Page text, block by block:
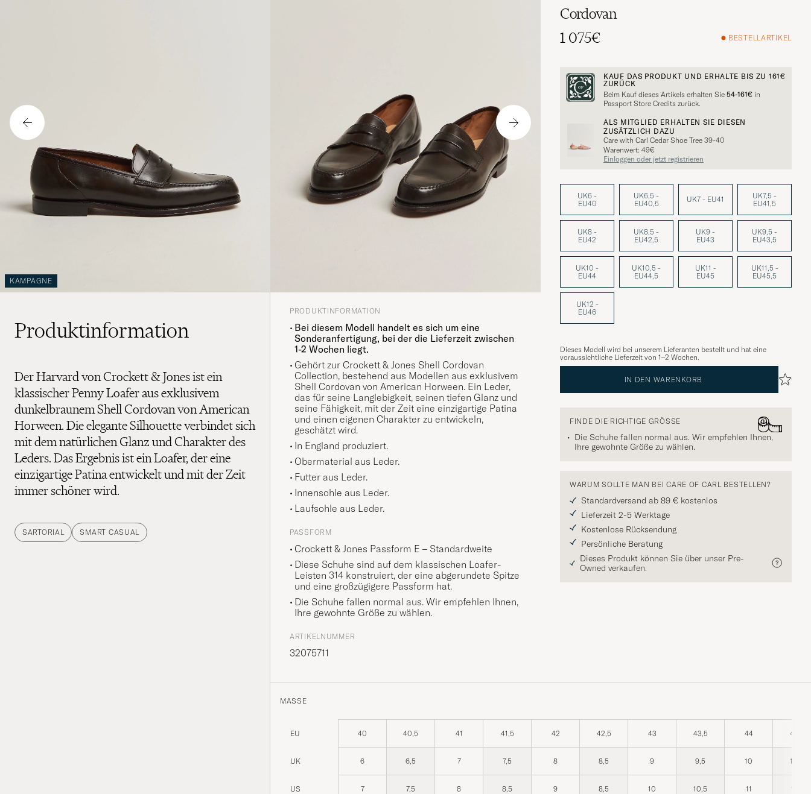
KAMPAGNE
Cordovan
1 075€
BESTELLARTIKEL
KAUF DAS PRODUKT UND ERHALTE BIS ZU 161€
ZURÜCK
Beim Kauf dieses Artikels erhalten Sie 54-161€ in
Passport Store Credits zurück.
ALS MITGLIED ERHALTEN SIE DIESEN
ZUSÄTZLICH DAZU
Care with Carl Cedar Shoe Tree 39-40
Warenwert: 49€
Einloggen oder jetzt registrieren
UK6 -
EU40
UK6,5 -
EU40,5
UK7 - EU41
UK7,5 -
EU41,5
UK8 -
EU42
UK8,5 -
EU42,5
UK9 -
EU43
UK9,5 -
EU43,5
UK10 -
EU44
UK10,5 -
EU44,5
UK11 -
EU45
UK11,5 -
EU45,5
UK12 -
EU46
Dieses Modell wird bei unserem Lieferanten bestellt und hat eine
voraussichtliche Lieferzeit von 1–2 Wochen.
IN DEN WARENKORB
FINDE DIE RICHTIGE GRÖSSE
Die Schuhe fallen normal aus. Wir empfehlen Ihnen,
Ihre gewohnte Größe zu wählen.
WARUM SOLLTE MAN BEI CARE OF CARL BESTELLEN?
Standardversand ab 89 € kostenlos
Lieferzeit 2-5 Werktage
Kostenlose Rücksendung
Persönliche Beratung
Dieses Produkt können Sie über unser Pre-
Owned verkaufen.
Produktinformation
Der Harvard von Crockett & Jones ist ein
klassischer Penny Loafer aus exklusivem
dunkelbraunem Shell Cordovan von American
Horween. Die elegante Silhouette verbindet sich
mit dem natürlichen Glanz und Charakter des
Leders. Das Ergebnis ist ein Loafer, der eine
einzigartige Patina entwickelt und mit der Zeit
immer schöner wird.
SARTORIAL SMART CASUAL
PRODUKTINFORMATION
Bei diesem Modell handelt es sich um eine
Sonderanfertigung, bei der die Lieferzeit zwischen
1-2 Wochen liegt.
Gehört zur Crockett & Jones Shell Cordovan
Collection, bestehend aus Modellen aus exklusivem
Shell Cordovan von American Horween. Ein Leder,
das für seine Langlebigkeit, seinen tiefen Glanz und
seine Fähigkeit, mit der Zeit eine einzigartige Patina
und einen eigenen Charakter zu entwickeln,
geschätzt wird.
In England produziert.
Obermaterial aus Leder.
Futter aus Leder.
Innensohle aus Leder.
Laufsohle aus Leder.
PASSFORM
Crockett & Jones Passform E – Standardweite
Diese Schuhe sind auf dem klassischen Loafer-
Leisten 314 konstruiert, der eine abgerundete Spitze
und eine großzügigere Passform hat.
Die Schuhe fallen normal aus. Wir empfehlen Ihnen,
Ihre gewohnte Größe zu wählen.
ARTIKELNUMMER
32075711
MASSE
EU 40 40,5 41 41,5 42 42,5 43 43,5 44 44,5
UK 6 6,5 7 7,5 8 8,5 9 9,5 10 10,5
US 7 7,5 8 8,5 9 8,5 10 10,5 11 11,5